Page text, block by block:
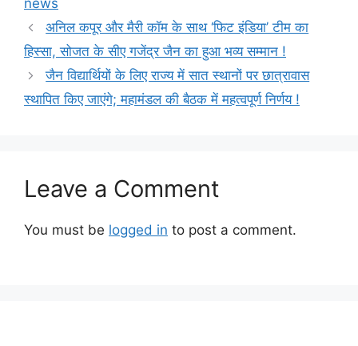
news
अनिल कपूर और मैरी कॉम के साथ ‘फिट इंडिया’ टीम का
हिस्सा, सोजत के सीए गजेंद्र जैन का हुआ भव्य सम्मान !
जैन विद्यार्थियों के लिए राज्य में सात स्थानों पर छात्रावास
स्थापित किए जाएंगे; महामंडल की बैठक में महत्वपूर्ण निर्णय !
Leave a Comment
You must be logged in to post a comment.